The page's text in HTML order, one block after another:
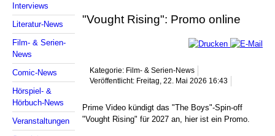
Interviews
Literatur-News
Film- & Serien-
News
Comic-News
Hörspiel- &
Hörbuch-News
Veranstaltungen
"Vought Rising": Promo online
Kategorie: Film- & Serien-News
Veröffentlicht: Freitag, 22. Mai 2026 16:43
Prime Video kündigt das "The Boys"-Spin-off
"Vought Rising" für 2027 an, hier ist ein Promo.